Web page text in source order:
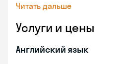
Читать дальше
Услуги и цены
Английский язык